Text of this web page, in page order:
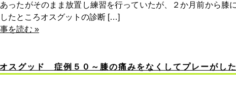
ったがそのまま放置し練習を行っていたが、２か月前から膝
たところオスグットの診断 […]
を読む »
オスグッド 症例５０～膝の痛みをなくしてプレーがし